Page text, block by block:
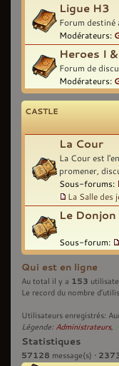
Ligue H3
Forum destiné
Modérateurs:
Heroes I
Forum de
Modérateurs:
CASTLE
La Cour
La Cour est
promener,
Sous-forums:
La Salle des
Le Donjon
Sous-forum:
Qui est en ligne
Au total il y a 153
Le record du nombre
Utilisateurs enregistrés:
Légende: Administrateurs,
Statistiques
57128 message(s) •